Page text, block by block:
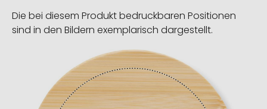
Die bei diesem Produkt bedruckbaren Positionen
sind in den Bildern exemplarisch dargestellt.